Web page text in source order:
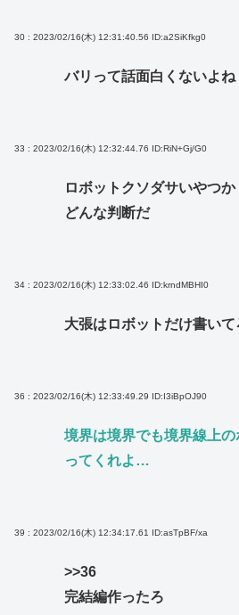
30 : 2023/02/16(木) 12:31:40.56 ID:a2SiKfkg0
バリって話面白くないよね
33 : 2023/02/16(木) 12:32:44.76 ID:RiN+Gj/G0
ロボットクソダサいやつか
どんな判断だ
34 : 2023/02/16(木) 12:33:02.46 ID:krndMBHI0
大張はロボットだけ書いて
36 : 2023/02/16(木) 12:33:49.29 ID:I3iBpOJ90
境界は境界でも境界線上
ってくれよ…
39 : 2023/02/16(木) 12:34:17.61 ID:asTpBF/xa
>>36
完結編作ったろ